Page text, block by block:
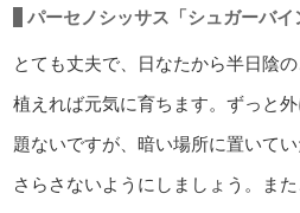
パーセノシッサス「シュガーバイ
とても丈夫で、日なたから半日陰
植えれば元気に育ちます。ずっと
題ないですが、暗い場所に置いて
さらさないようにしましょう。ま